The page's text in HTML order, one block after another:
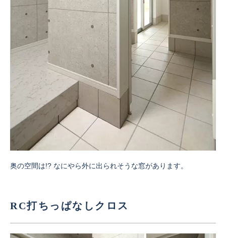
奥の空間は!? なにやら外に出られそうな窓があります。
RC打ちっぱなしクロス